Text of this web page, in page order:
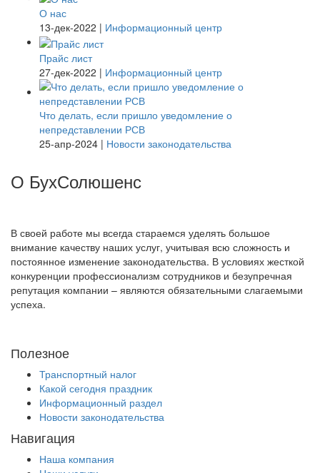
О нас
13-дек-2022 | Информационный центр
Прайс лист
27-дек-2022 | Информационный центр
Что делать, если пришло уведомление о
непредставлении РСВ
25-апр-2024 | Новости законодательства
О БухСолюшенс
В своей работе мы всегда стараемся уделять большое
внимание качеству наших услуг, учитывая всю сложность и
постоянное изменение законодательства. В условиях жесткой
конкуренции профессионализм сотрудников и безупречная
репутация компании – являются обязательными слагаемыми
успеха.
Полезное
Транспортный налог
Какой сегодня праздник
Информационный раздел
Новости законодательства
Навигация
Наша компания